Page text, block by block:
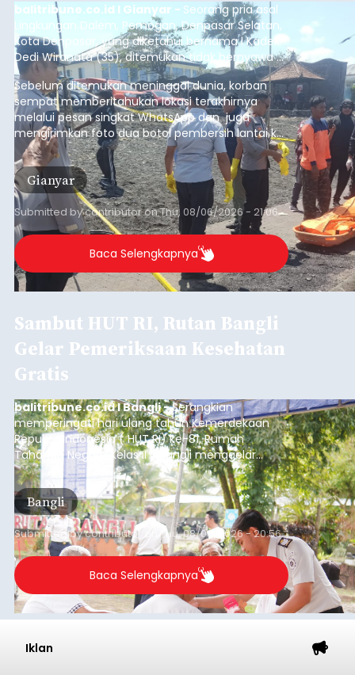
balitribune.co.id I Gianyar - Seorang pria asal
Lingkungan Dalem, Pemogan, Denpasar Selatan,
Kota Denpasar, yang diketahui bernama I Kadek
Dedi Wiranata (35), ditemukan tidak bernyawa di
pesisir Pantai Purnama, Sukawati.
Sebelum ditemukan meninggal dunia, korban
sempat memberitahukan lokasi terakhirnya
melalui pesan singkat WhatsApp dan juga
mengirimkan foto dua botol pembersih lantai ke
istrinya.
Gianyar
Submitted bycontributoronThu, 08/06/2026 - 21:06
Baca Selengkapnya
Sambut HUT RI, Rutan Bangli
Gelar Pemeriksaan Kesehatan
Gratis
balitribune.co.id I Bangli -Serangkian
memperingati hari ulang tahun Kemerdekaan
Republik Indonesia ( HUT RI) ke-81, Rumah
Tahanan Negara Kelas II B Bangli menggelar
kegiatan pemeriksaan kesehatan gratis, Rabu
(6/8/2026).
Bangli
Submitted bycontributor Thu, 08/06/2026 - 20:56
Baca Selengkapnya
Iklan